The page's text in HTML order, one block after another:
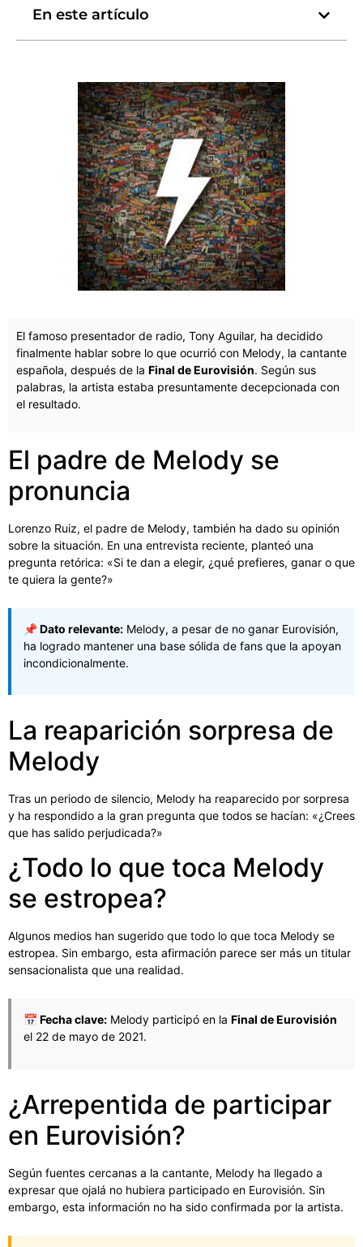
En este artículo
El famoso presentador de radio, Tony Aguilar, ha decidido
finalmente hablar sobre lo que ocurrió con Melody, la cantante
española, después de la Final de Eurovisión. Según sus
palabras, la artista estaba presuntamente decepcionada con
el resultado.
El padre de Melody se
pronuncia
Lorenzo Ruiz, el padre de Melody, también ha dado su opinión
sobre la situación. En una entrevista reciente, planteó una
pregunta retórica: «Si te dan a elegir, ¿qué prefieres, ganar o que
te quiera la gente?»
📌 Dato relevante: Melody, a pesar de no ganar Eurovisión,
ha logrado mantener una base sólida de fans que la apoyan
incondicionalmente.
La reaparición sorpresa de
Melody
Tras un periodo de silencio, Melody ha reaparecido por sorpresa
y ha respondido a la gran pregunta que todos se hacían: «¿Crees
que has salido perjudicada?»
¿Todo lo que toca Melody
se estropea?
Algunos medios han sugerido que todo lo que toca Melody se
estropea. Sin embargo, esta afirmación parece ser más un titular
sensacionalista que una realidad.
📅 Fecha clave: Melody participó en la Final de Eurovisión
el 22 de mayo de 2021.
¿Arrepentida de participar
en Eurovisión?
Según fuentes cercanas a la cantante, Melody ha llegado a
expresar que ojalá no hubiera participado en Eurovisión. Sin
embargo, esta información no ha sido confirmada por la artista.